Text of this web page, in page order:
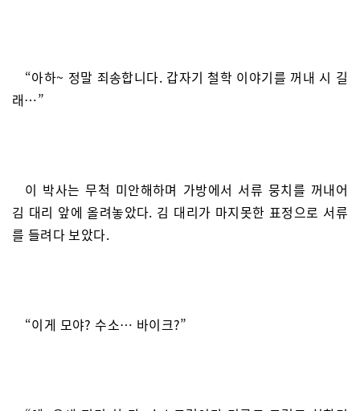
“아하~ 정말 죄송합니다. 갑자기 철학 이야기를 꺼내 시 길
래…”
이 박사는 무척 미안해하며 가방에서 서류 뭉치를 꺼내어
김 대리 앞에 올려놓았다. 김 대리가 마지못한 표정으로 서류
를 들려다 보았다.
“이게 모야? 수소… 바이크?”